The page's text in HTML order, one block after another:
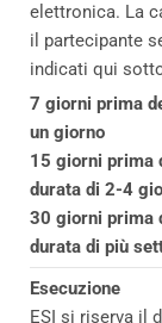
elettronica. La
il partecipante
indicati qui
7 giorni prima
un giorno
15 giorni prima
durata di 2-4
30 giorni prima
durata di più
Esecuzione
ESI si riserva il